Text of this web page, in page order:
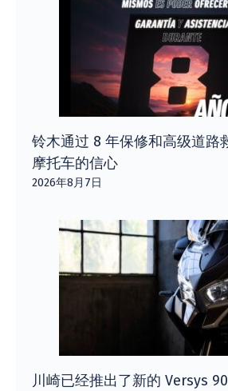
铃木通过 8 年保修和高级道路
摩托车的信心
2026年8月7日
川崎已经推出了新的 Versys